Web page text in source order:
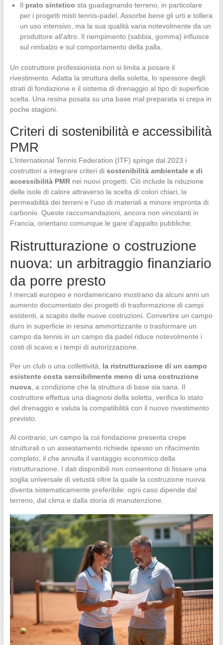
Il prato sintetico sta guadagnando terreno, in particolare
per i progetti misti tennis-padel. Assorbe bene gli urti e tollera
un uso intensivo, ma la sua qualità varia notevolmente da un
produttore all’altro. Il riempimento (sabbia, gomma) influisce
sul rimbalzo e sul comportamento della palla.
Un costruttore professionista non si limita a posare il
rivestimento. Adatta la struttura della soletta, lo spessore degli
strati di fondazione e il sistema di drenaggio al tipo di superficie
scelta. Una resina posata su una base mal preparata si crepa in
poche stagioni.
Criteri di sostenibilità e accessibilità
PMR
L’International Tennis Federation (ITF) spinge dal 2023 i
costruttori a integrare criteri di sostenibilità ambientale e di
accessibilità PMRnei nuovi progetti. Ciò include la riduzione
delle isole di calore attraverso la scelta di colori chiari, la
permeabilità dei terreni e l’uso di materiali a minore impronta di
carbonio. Queste raccomandazioni, ancora non vincolanti in
Francia, orientano comunque le gare d’appalto pubbliche.
Ristrutturazione o costruzione
nuova: un arbitraggio finanziario
da porre presto
I mercati europeo e nordamericano mostrano da alcuni anni un
aumento documentato dei progetti di trasformazione di campi
esistenti, a scapito delle nuove costruzioni. Convertire un campo
duro in superficie in resina ammortizzante o trasformare un
campo da tennis in un campo da padel riduce notevolmente i
costi di scavo e i tempi di autorizzazione.
Per un club o una collettività, la ristrutturazione di un campo
esistente costa sensibilmente meno di una costruzione
nuova, a condizione che la struttura di base sia sana. Il
costruttore effettua una diagnosi della soletta, verifica lo stato
del drenaggio e valuta la compatibilità con il nuovo rivestimento
previsto.
Al contrario, un campo la cui fondazione presenta crepe
strutturali o un assestamento richiede spesso un rifacimento
completo, il che annulla il vantaggio economico della
ristrutturazione. I dati disponibili non consentono di fissare una
soglia universale di vetustà oltre la quale la costruzione nuova
diventa sistematicamente preferibile: ogni caso dipende dal
terreno, dal clima e dalla storia di manutenzione.